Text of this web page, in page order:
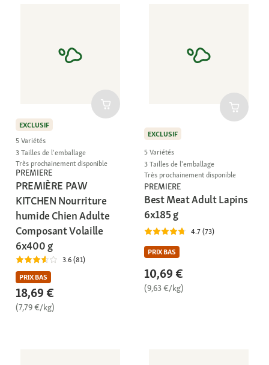
EXCLUSIF
5 Variétés
3 Tailles de l'emballage
Très prochainement disponible
PREMIERE
PREMIÈRE PAW
KITCHEN Nourriture
humide Chien Adulte
Composant Volaille
6x400 g
3.6 (81)
PRIX BAS
18,69 €
(7,79 €/kg)
EXCLUSIF
5 Variétés
3 Tailles de l'emballage
Très prochainement disponible
PREMIERE
Best Meat Adult Lapins
6x185 g
4.7 (73)
PRIX BAS
10,69 €
(9,63 €/kg)